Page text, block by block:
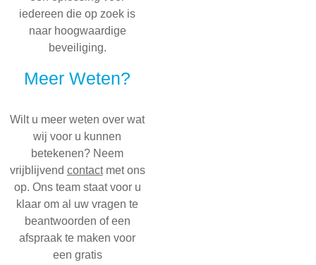
iedereen die op zoek is
naar hoogwaardige
beveiliging.
Meer Weten?
Wilt u meer weten over wat
wij voor u kunnen
betekenen? Neem
vrijblijvend contactmet ons
op. Ons team staat voor u
klaar om al uw vragen te
beantwoorden of een
afspraak te maken voor
een gratis